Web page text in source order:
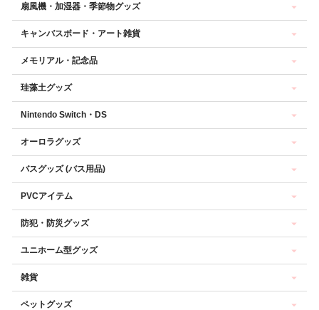
扇風機・加湿器・季節物グッズ
キャンバスボード・アート雑貨
メモリアル・記念品
珪藻土グッズ
Nintendo Switch・DS
オーロラグッズ
バスグッズ (バス用品)
PVCアイテム
防犯・防災グッズ
ユニホーム型グッズ
雑貨
ペットグッズ